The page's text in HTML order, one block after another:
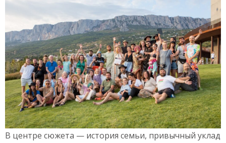
В центре сюжета — история семьи, привычный уклад